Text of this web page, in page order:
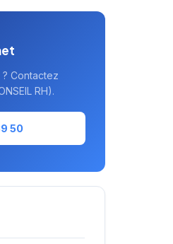
Contactez
RH).
50